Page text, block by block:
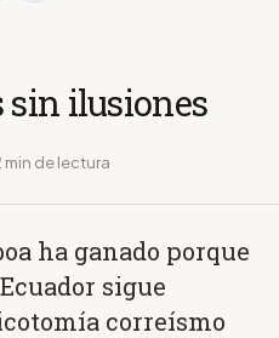
sin ilusiones
min de lectura
ha ganado porque
sigue
correísmo